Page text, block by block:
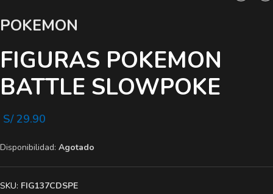
POKEMON
FIGURAS POKEMON
BATTLE SLOWPOKE
S/29.90
Disponibilidad: Agotado
SKU: FIG137CDSPE